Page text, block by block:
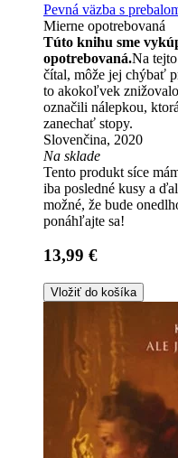
Pevná väzba s
Mierne opotrebovaná
Túto knihu sme
opotrebovaná.Na
čítal, môže jej chýbať
to akokoľvek
označili nálepkou,
zanechať stopy.
Slovenčina, 2020
Na sklade
Tento produkt síce
iba posledné kusy a
možné, že bude
ponáhľajte sa!
13,99 €
Vložiť do košíka